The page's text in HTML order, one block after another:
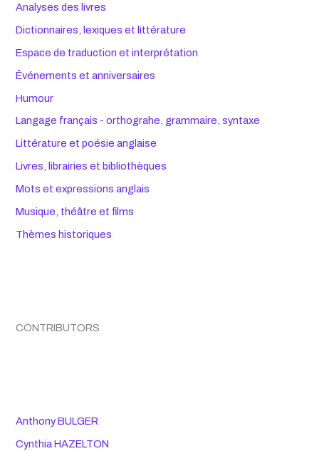
Analyses des livres
Dictionnaires, lexiques et littérature
Espace de traduction et interprétation
Êvénements et anniversaires
Humour
Langage français - orthograhe, grammaire, syntaxe
Littérature et poésie anglaise
Livres, librairies et bibliothèques
Mots et expressions anglais
Musique, théâtre et films
Thèmes historiques
CONTRIBUTORS
Anthony BULGER
Cynthia HAZELTON